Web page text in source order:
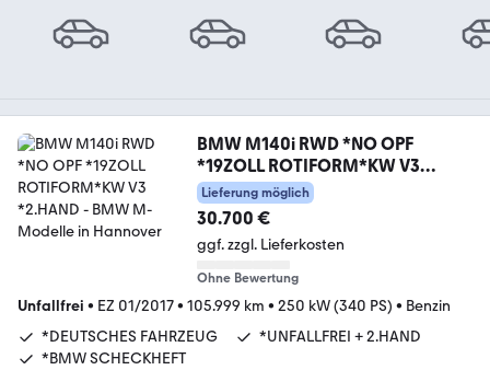
BMW M140i RWD *NO OPF
*19ZOLL ROTIFORM*KW V3
*2.HAND
Lieferung möglich
30.700 €
ggf. zzgl. Lieferkosten
Ohne Bewertung
Unfallfrei • EZ 01/2017• 105.999 km • 250 kW (340 PS) • Benzin
*DEUTSCHES FAHRZEUG
*UNFALLFREI + 2.HAND
*BMW SCHECKHEFT